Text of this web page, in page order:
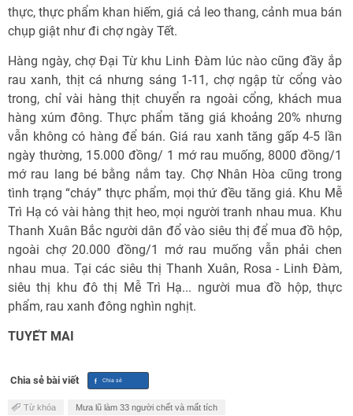
thực, thực phẩm khan hiếm, giá cả leo thang, cảnh mua bán
chụp giật như đi chợ ngày Tết.
Hàng ngày, chợ Đại Từ khu Linh Đàm lúc nào cũng đầy ắp
rau xanh, thịt cá nhưng sáng 1-11, chợ ngập từ cổng vào
trong, chỉ vài hàng thịt chuyển ra ngoài cổng, khách mua
hàng xúm đông. Thực phẩm tăng giá khoảng 20% nhưng
vẫn không có hàng để bán. Giá rau xanh tăng gấp 4-5 lần
ngày thường, 15.000 đồng/ 1 mớ rau muống, 8000 đồng/1
mớ rau lang bé bằng nắm tay. Chợ Nhân Hòa cũng trong
tình trạng “cháy” thực phẩm, mọi thứ đều tăng giá. Khu Mễ
Trì Hạ có vài hàng thịt heo, mọi người tranh nhau mua. Khu
Thanh Xuân Bắc người dân đổ vào siêu thị để mua đồ hộp,
ngoài chợ 20.000 đồng/1 mớ rau muống vẫn phải chen
nhau mua. Tại các siêu thị Thanh Xuân, Rosa - Linh Đàm,
siêu thị khu đô thị Mễ Trì Hạ... người mua đồ hộp, thực
phẩm, rau xanh đông nghìn nghịt.
TUYẾT MAI
Chia sẻ bài viết
Từ khóa Mưa lũ làm 33 người chết và mất tích